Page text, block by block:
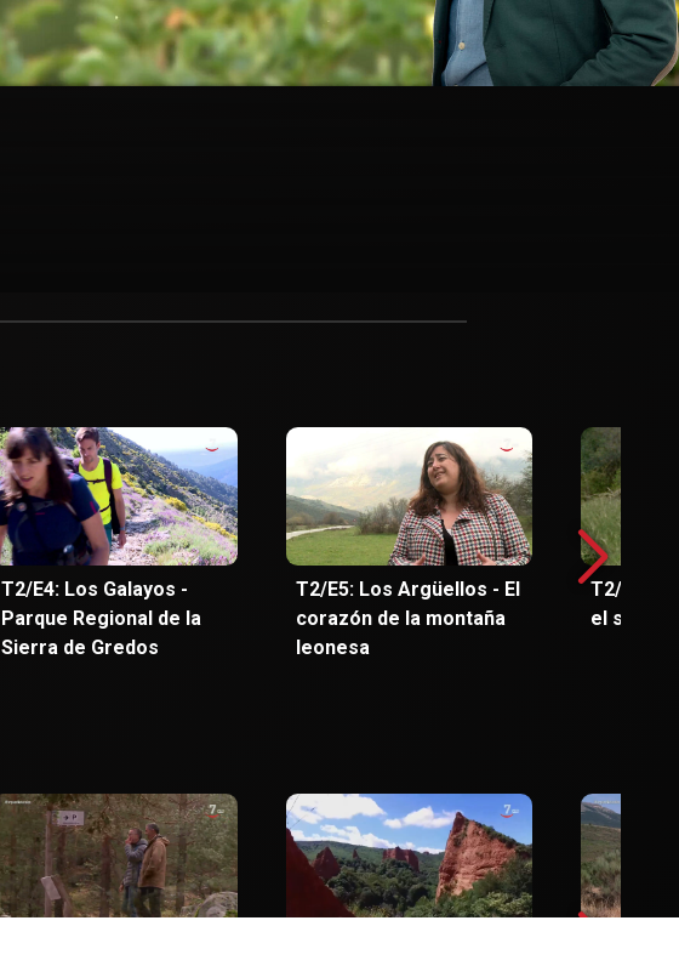
T2/E4: Los Galayos -
Parque Regional de la
Sierra de Gredos
T2/E5: Los Argüellos - El
corazón de la montaña
leonesa
T2/E6:
el señor